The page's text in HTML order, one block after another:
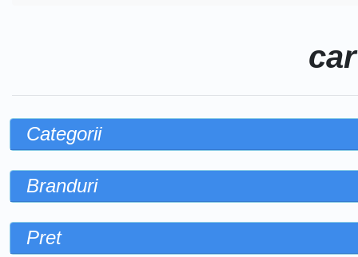
Categorii
Branduri
Pret